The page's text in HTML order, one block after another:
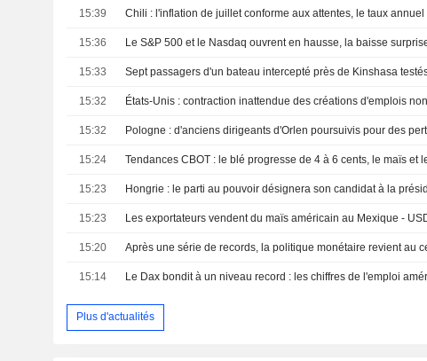
15:39 Chili : l'inflation de juillet conforme aux attentes, le taux annuel
15:36
15:33 Sept passagers d'un bateau intercepté près de Kinshasa
15:32
15:32
15:24
15:23 Hongrie : le parti au pouvoir désignera son candidat à la
15:23 Les exportateurs vendent du maïs américain au Mexique -
15:20 Après une série de records, la politique monétaire revient au
15:14
Plus d'actualités